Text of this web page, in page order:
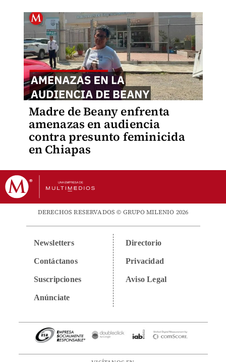
Madre de Beany enfrenta
amenazas en audiencia
contra presunto feminicida
en Chiapas
DERECHOS RESERVADOS © GRUPO MILENIO 2026
Newsletters
Contáctanos
Suscripciones
Anúnciate
Directorio
Privacidad
Aviso Legal